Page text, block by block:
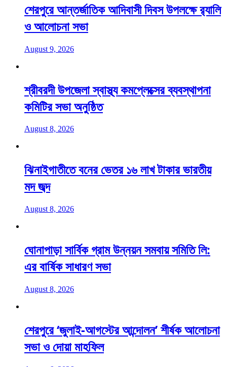
শেরপুরে আন্তর্জাতিক আদিবাসী দিবস উপলক্ষে র‌্যালি
ও আলোচনা সভা
August 9, 2026
শ্রীবরদী উপজেলা স্বাস্থ্য কমপ্লেক্সের ব্যবস্থাপনা
কমিটির সভা অনুষ্ঠিত
August 8, 2026
ঝিনাইগাতীতে বনের ভেতর ১৬ লাখ টাকার ভারতীয়
মদ জব্দ
August 8, 2026
ঘোনাপাড়া সার্বিক গ্রাম উন্নয়ন সমবায় সমিতি লি:
এর বার্ষিক সাধারণ সভা
August 8, 2026
শেরপুরে ‘জুলাই-আগস্টের আন্দোলন’ শীর্ষক আলোচনা
সভা ও দোয়া মাহফিল